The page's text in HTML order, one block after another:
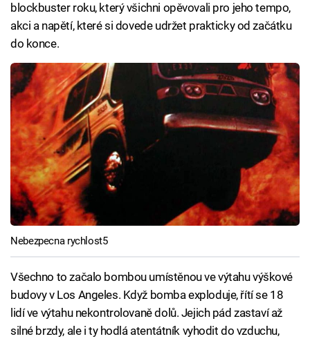
blockbuster roku, který všichni opěvovali pro jeho tempo,
akci a napětí, které si dovede udržet prakticky od začátku
do konce.
Nebezpecna rychlost5
Všechno to začalo bombou umístěnou ve výtahu výškové
budovy v Los Angeles. Když bomba exploduje, řítí se 18
lidí ve výtahu nekontrolovaně dolů. Jejich pád zastaví až
silné brzdy, ale i ty hodlá atentátník vyhodit do vzduchu,